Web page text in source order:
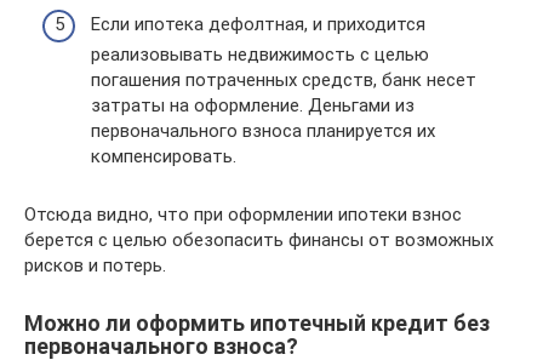
Если ипотека дефолтная, и приходится
реализовывать недвижимость с целью
погашения потраченных средств, банк несет
затраты на оформление. Деньгами из
первоначального взноса планируется их
компенсировать.
Отсюда видно, что при оформлении ипотеки взнос
берется с целью обезопасить финансы от возможных
рисков и потерь.
Можно ли оформить ипотечный кредит без
первоначального взноса?